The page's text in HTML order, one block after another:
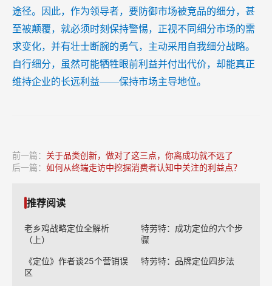
途径。因此，作为领导者，要防御市场被竞品的细分，甚
至被颠覆，就必须时刻保持警惕，正视不同细分市场的需
求变化，并有壮士断腕的勇气，主动采用自我细分战略。
自行细分，虽然可能牺牲眼前利益并付出代价，却能真正
维持企业的长远利益——保持市场主导地位。
前一篇： 关于品类创新，做对了这三点，你离成功就不远了
后一篇： 如何从终端走访中挖掘消费者认知中关注的利益点？
推荐阅读
老乡鸡战略定位全解析
（上）
特劳特：成功定位的六个步
骤
《定位》作者谈25个营销误
区
特劳特：品牌定位四步法